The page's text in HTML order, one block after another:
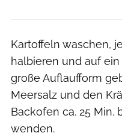
Kartoffeln waschen,
halbieren und auf
große Auflaufform
Meersalz und den
Backofen ca. 25 Min.
wenden.